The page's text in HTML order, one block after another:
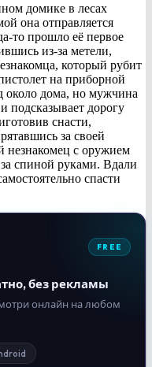
домике в лесах
она отправляется
то прошло её первое
из-за метели,
который рубит
на приборной
около дома, но мужчина
подсказывает дорогу
снасти,
за своей
незнакомец с оружием
спиной руками. Вдали
спасти
FREE
без рекламы
онлайн на любом